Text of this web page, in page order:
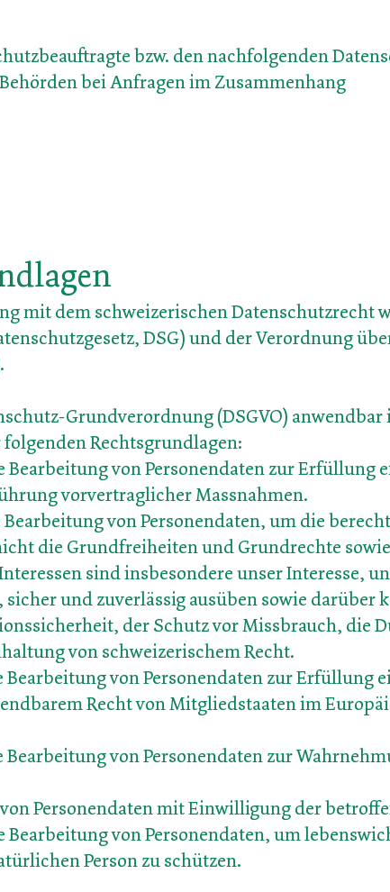
bzw. den nachfolgenden
bei Anfragen im Zusammenhang
mit dem schweizerischen Datenschutzrecht
DSG) und der Verordnung
Grundverordnung (DSGVO) anwendbar
Rechtsgrundlagen:
von Personendaten zur Erfüllung
vorvertraglicher Massnahmen.
von Personendaten, um die
die Grundfreiheiten und Grundrechte
sind insbesondere unser Interesse,
und zuverlässig ausüben sowie darüber
der Schutz vor Missbrauch, die
von schweizerischem Recht.
Bearbeitung von Personendaten zur Erfüllung
Recht von Mitgliedstaaten im
von Personendaten zur
Personendaten mit Einwilligung der
von Personendaten, um
Person zu schützen.